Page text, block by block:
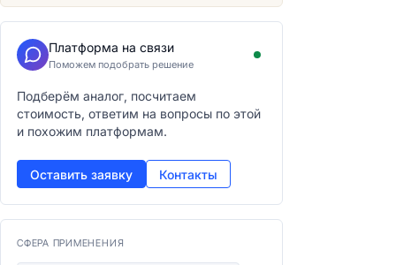
Платформа на связи
Поможем подобрать решение
Подберём аналог, посчитаем
стоимость, ответим на вопросы по этой
и похожим платформам.
Оставить заявку Контакты
СФЕРА ПРИМЕНЕНИЯ